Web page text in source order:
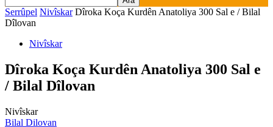
Serrûpel Nivîskar Dîroka Koça Kurdên Anatoliya 300 Sal e / Bilal
Dîlovan
Nivîskar
Dîroka Koça Kurdên Anatoliya 300 Sal e
/ Bilal Dîlovan
Nivîskar
Bilal Dilovan